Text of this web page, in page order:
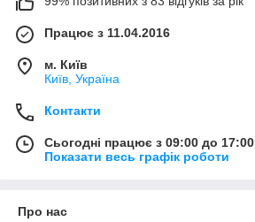
Працює з 11.04.2016
м. Київ
Київ, Україна
Контакти
Сьогодні працює з 09:00 до 17:00
Показати весь графік роботи
Про нас